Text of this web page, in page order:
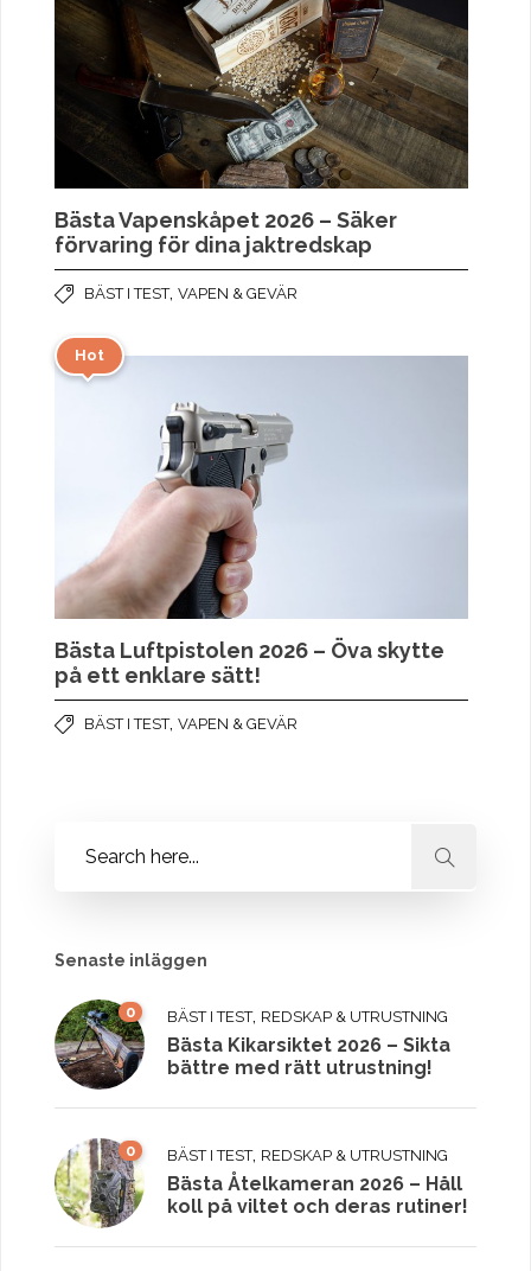
Bästa Vapenskåpet 2026 – Säker
förvaring för dina jaktredskap
BÄST I TEST, VAPEN & GEVÄR
Hot
Bästa Luftpistolen 2026 – Öva skytte
på ett enklare sätt!
BÄST I TEST, VAPEN & GEVÄR
Senaste inläggen
0 BÄST I TEST, REDSKAP & UTRUSTNING
Bästa Kikarsiktet 2026 – Sikta
bättre med rätt utrustning!
0 BÄST I TEST, REDSKAP & UTRUSTNING
Bästa Åtelkameran 2026 – Håll
koll på viltet och deras rutiner!